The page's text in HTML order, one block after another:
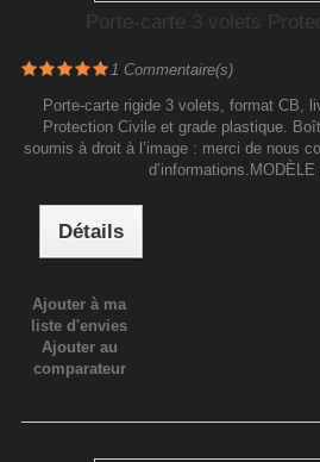
Porte-carte 3 volets
1 Commentaire(s)
Porte-carte rigide 3 volets, format CB,
Protection Civile et grade plastique.
soumis à droit à l’image : merci de nous
Détails
Ajouter à ma
liste d'envies
Ajouter au
comparateur